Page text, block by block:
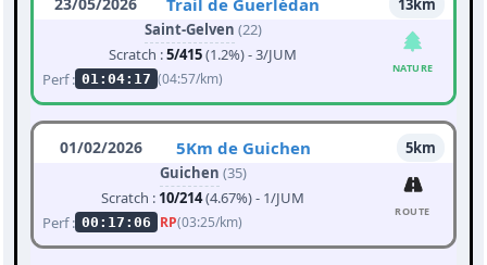
Trail de Guerlédan
13km
Saint-Gelven (22)
Scratch :5/415(1.2%) - 3/JUM
Perf : 01:04:17 (04:57/km)
NATURE
01/02/2026 5Km de Guichen
5km
Guichen (35)
Scratch : 10/214(4.67%) - 1/JUM
Perf : 00:17:06 RP(03:25/km)
ROUTE